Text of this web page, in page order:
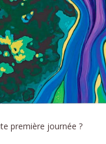
première journée ?